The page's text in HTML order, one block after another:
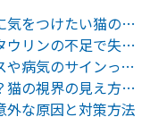
【獣医師監修】失明の危険も！絶対に気をつけたい猫の眼の異常
猫の手作りごはんは要注意！重要なタウリンの不足で失明の可能性も
猫の「ごめん寝」の理由は？ストレスや病気のサインって本当？
猫がテレビに釘付けになる理由とは？猫の視界の見え方と注意点を解説
外な原因と対策方法